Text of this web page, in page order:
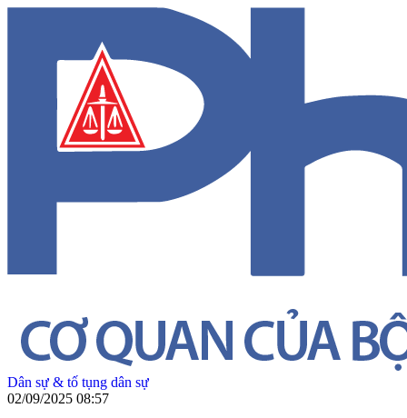
Dân sự & tố tụng dân sự
02/09/2025 08:57